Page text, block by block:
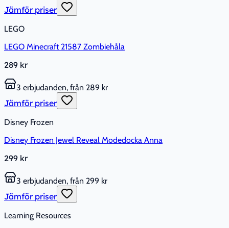
Jämför priser
LEGO
LEGO Minecraft 21587 Zombiehåla
289 kr
3 erbjudanden, från 289 kr
Jämför priser
Disney Frozen
Disney Frozen Jewel Reveal Modedocka Anna
299 kr
3 erbjudanden, från 299 kr
Jämför priser
Learning Resources